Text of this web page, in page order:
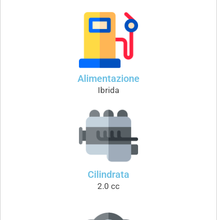
Alimentazione
Ibrida
Cilindrata
2.0 cc